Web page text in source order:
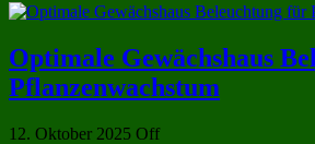
Optimale Gewächshaus
Pflanzenwachstum
12. Oktober 2025 Off